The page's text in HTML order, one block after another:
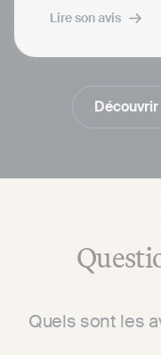
c'est Gaëlle qui
problème.
société pour
Lire son avis
Quels sont les